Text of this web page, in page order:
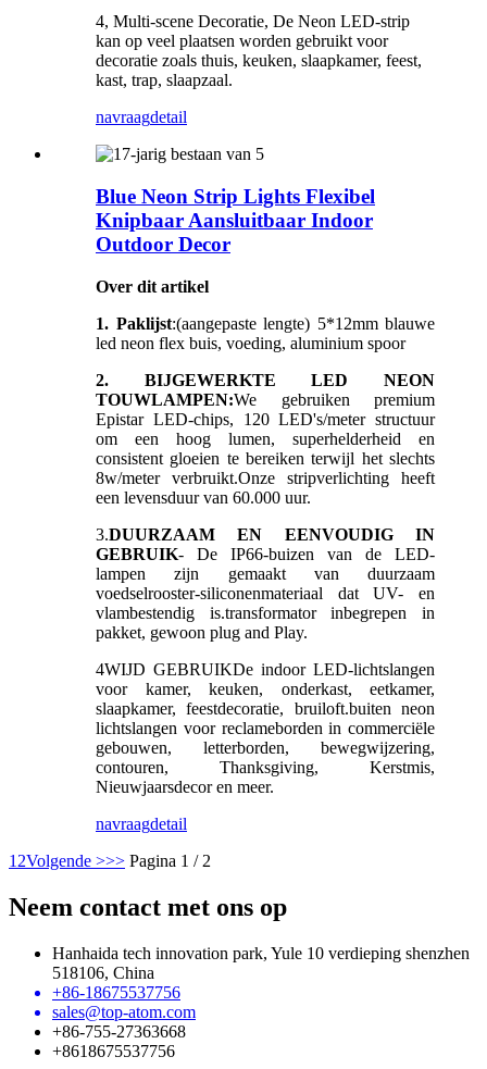
4, Multi-scene Decoratie, De Neon LED-strip
kan op veel plaatsen worden gebruikt voor
decoratie zoals thuis, keuken, slaapkamer, feest,
kast, trap, slaapzaal.
navraagdetail
Blue Neon Strip Lights Flexibel
Knipbaar Aansluitbaar Indoor
Outdoor Decor
Over dit artikel
1. Paklijst:(aangepaste lengte) 5*12mm blauwe
led neon flex buis, voeding, aluminium spoor
2. BIJGEWERKTE LED NEON
TOUWLAMPEN:We gebruiken premium
Epistar LED-chips, 120 LED's/meter structuur
om een ​​hoog lumen, superhelderheid en
consistent gloeien te bereiken terwijl het slechts
8w/meter verbruikt.Onze stripverlichting heeft
een levensduur van 60.000 uur.
3.DUURZAAM EN EENVOUDIG IN
GEBRUIK- De IP66-buizen van de LED-
lampen zijn gemaakt van duurzaam
voedselrooster-siliconenmateriaal dat UV- en
vlambestendig is.transformator inbegrepen in
pakket, gewoon plug and Play.
4WIJD GEBRUIKDe indoor LED-lichtslangen
voor kamer, keuken, onderkast, eetkamer,
slaapkamer, feestdecoratie, bruiloft.buiten neon
lichtslangen voor reclameborden in commerciële
gebouwen, letterborden, bewegwijzering,
contouren, Thanksgiving, Kerstmis,
Nieuwjaarsdecor en meer.
navraagdetail
1 2Volgende >>> Pagina 1 / 2
Neem contact met ons op
Hanhaida tech innovation park, Yule 10 verdieping shenzhen
518106, China
+86-18675537756
sales@top-atom.com
+86-755-27363668
+8618675537756